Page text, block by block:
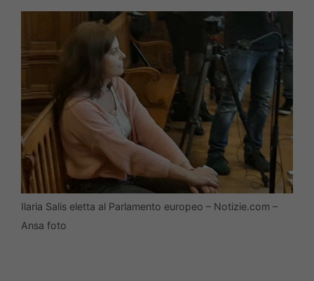
Ilaria Salis eletta al Parlamento europeo – Notizie.com –
Ansa foto